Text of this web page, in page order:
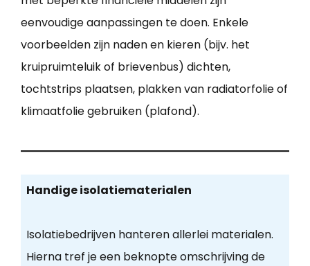
eenvoudige aanpassingen te doen. Enkele
voorbeelden zijn naden en kieren (bijv. het
kruipruimteluik of brievenbus) dichten,
tochtstrips plaatsen, plakken van radiatorfolie of
klimaatfolie gebruiken (plafond).
Handige isolatiematerialen
Isolatiebedrijven hanteren allerlei materialen.
Hierna tref je een beknopte omschrijving de